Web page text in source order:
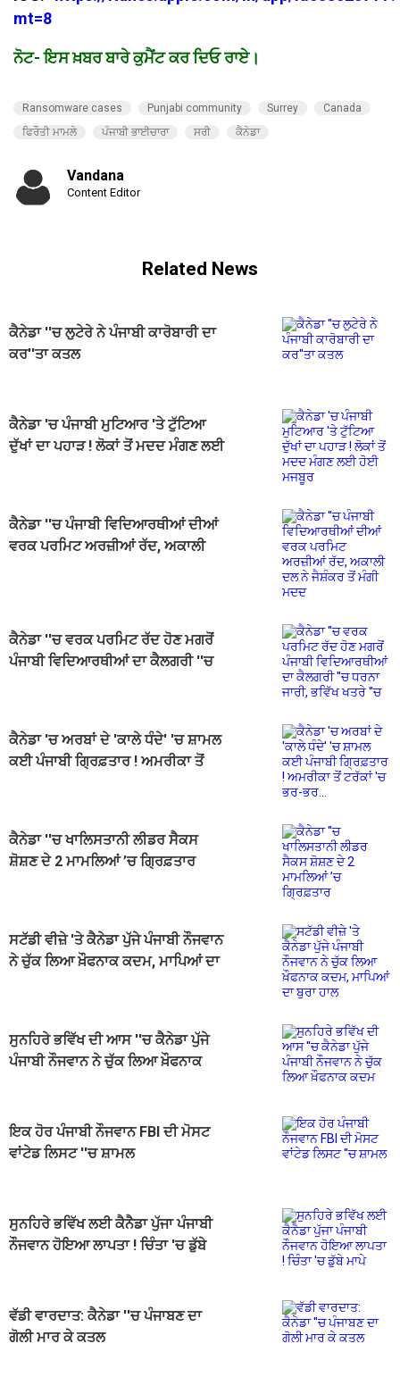
mt=8
ਨੋਟ- ਇਸ ਖ਼ਬਰ ਬਾਰੇ ਕੁਮੈਂਟ ਕਰ ਦਿਓ ਰਾਏ।
Ransomware cases Punjabi community Surrey
Canada
ਫਿਰੌਤੀ ਮਾਮਲੇ
ਪੰਜਾਬੀ ਭਾਈਚਾਰਾ ਸਰੀ ਕੈਨੇਡਾ
Vandana
Content Editor
Related News
ਕੈਨੇਡਾ ''ਚ ਲੁਟੇਰੇ ਨੇ ਪੰਜਾਬੀ ਕਾਰੋਬਾਰੀ ਦਾ
ਕਰ''ਤਾ ਕਤਲ
ਕੈਨੇਡਾ 'ਚ ਪੰਜਾਬੀ ਮੁਟਿਆਰ 'ਤੇ ਟੁੱਟਿਆ
ਦੁੱਖਾਂ ਦਾ ਪਹਾੜ ! ਲੋਕਾਂ ਤੋਂ ਮਦਦ ਮੰਗਣ ਲਈ
ਕੈਨੇਡਾ ''ਚ ਪੰਜਾਬੀ ਵਿਦਿਆਰਥੀਆਂ ਦੀਆਂ
ਵਰਕ ਪਰਮਿਟ ਅਰਜ਼ੀਆਂ ਰੱਦ, ਅਕਾਲੀ
ਕੈਨੇਡਾ ''ਚ ਵਰਕ ਪਰਮਿਟ ਰੱਦ ਹੋਣ ਮਗਰੋਂ
ਪੰਜਾਬੀ ਵਿਦਿਆਰਥੀਆਂ ਦਾ ਕੈਲਗਰੀ ''ਚ
ਕੈਨੇਡਾ 'ਚ ਅਰਬਾਂ ਦੇ 'ਕਾਲੇ ਧੰਦੇ' 'ਚ ਸ਼ਾਮਲ
ਕਈ ਪੰਜਾਬੀ ਗ੍ਰਿਫ਼ਤਾਰ ! ਅਮਰੀਕਾ ਤੋਂ
ਕੈਨੇਡਾ ''ਚ ਖਾਲਿਸਤਾਨੀ ਲੀਡਰ ਸੈਕਸ
ਸ਼ੋਸ਼ਣ ਦੇ 2 ਮਾਮਲਿਆਂ ’ਚ ਗ੍ਰਿਫ਼ਤਾਰ
ਸਟੱਡੀ ਵੀਜ਼ੇ 'ਤੇ ਕੈਨੇਡਾ ਪੁੱਜੇ ਪੰਜਾਬੀ ਨੌਜਵਾਨ
ਨੇ ਚੁੱਕ ਲਿਆ ਖ਼ੌਫਨਾਕ ਕਦਮ, ਮਾਪਿਆਂ ਦਾ
ਸੁਨਹਿਰੇ ਭਵਿੱਖ ਦੀ ਆਸ ''ਚ ਕੈਨੇਡਾ ਪੁੱਜੇ
ਪੰਜਾਬੀ ਨੌਜਵਾਨ ਨੇ ਚੁੱਕ ਲਿਆ ਖ਼ੌਫਨਾਕ
ਇਕ ਹੋਰ ਪੰਜਾਬੀ ਨੌਜਵਾਨ FBI ਦੀ ਮੋਸਟ
ਵਾਂਟੇਡ ਲਿਸਟ ''ਚ ਸ਼ਾਮਲ
ਸੁਨਹਿਰੇ ਭਵਿੱਖ ਲਈ ਕੈਨੈਡਾ ਪੁੱਜਾ ਪੰਜਾਬੀ
ਨੌਜਵਾਨ ਹੋਇਆ ਲਾਪਤਾ ! ਚਿੰਤਾ 'ਚ ਡੁੱਬੇ
ਵੱਡੀ ਵਾਰਦਾਤ: ਕੈਨੇਡਾ ''ਚ ਪੰਜਾਬਣ ਦਾ
ਗੋਲੀ ਮਾਰ ਕੇ ਕਤਲ